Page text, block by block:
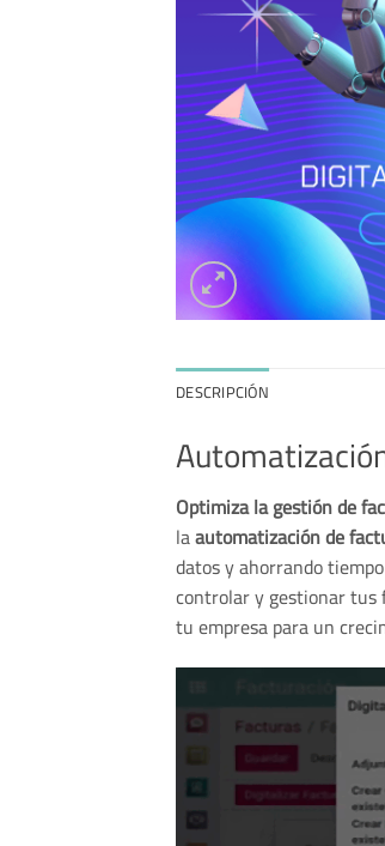
DESCRIPCIÓN
Optimiza la gestión de
laautomatización de
datos y ahorrando
controlar y gestionar tus
tu empresa para un